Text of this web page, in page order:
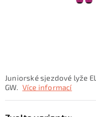
Juniorské sjezdové lyže
GW. Více informací